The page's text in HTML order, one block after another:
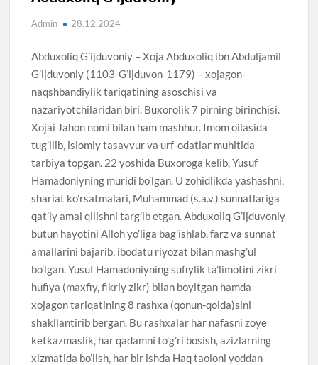
Admin 28.12.2024
Abduxoliq G’ijduvoniy – Xoja Abduxoliq ibn Abduljamil
G’ijduvoniy (1103-G’ijduvon-1179) – xojagon-
naqshbandiylik tariqatining asoschisi va
nazariyotchilaridan biri. Buxorolik 7 pirning birinchisi.
Xojai Jahon nomi bilan ham mashhur. Imom oilasida
tug’ilib, islomiy tasavvur va urf-odatlar muhitida
tarbiya topgan. 22 yoshida Buxoroga kelib, Yusuf
Hamadoniyning muridi bo’lgan. U zohidlikda yashashni,
shariat ko’rsatmalari, Muhammad (s.a.v.) sunnatlariga
qat’iy amal qilishni targ’ib etgan. Abduxoliq G’ijduvoniy
butun hayotini Alloh yo’liga bag’ishlab, farz va sunnat
amallarini bajarib, ibodatu riyozat bilan mashg’ul
bo’lgan. Yusuf Hamadoniyning sufiylik ta’limotini zikri
hufiya (maxfiy, fikriy zikr) bilan boyitgan hamda
xojagon tariqatining 8 rashxa (qonun-qoida)sini
shakllantirib bergan. Bu rashxalar har nafasni zoye
ketkazmaslik, har qadamni to’g’ri bosish, azizlarning
xizmatida bo’lish, har bir ishda Haq taoloni yoddan